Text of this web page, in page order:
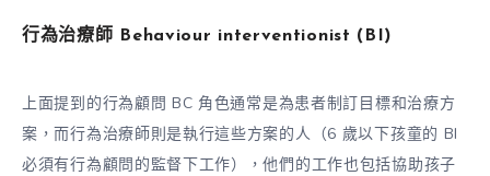
行為治療師 Behaviour interventionist (BI)
上面提到的行為顧問 BC 角色通常是為患者制訂目標和治療方
案，而行為治療師則是執行這些方案的人（6 歲以下孩童的 BI
必須有行為顧問的監督下工作），他們的工作也包括協助孩子